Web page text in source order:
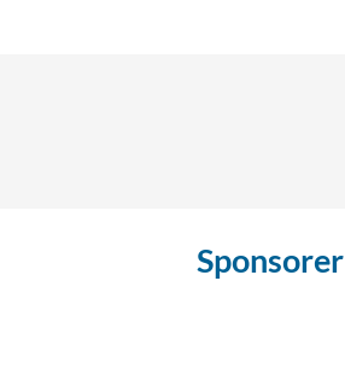
Sponsorer